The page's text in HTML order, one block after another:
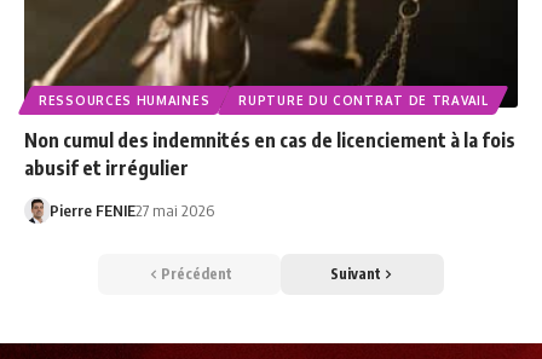
RESSOURCES HUMAINES RUPTURE DU CONTRAT DE TRAVAIL
Non cumul des indemnités en cas de licenciement à la fois
abusif et irrégulier
Pierre FENIE27 mai 2026
Précédent Suivant